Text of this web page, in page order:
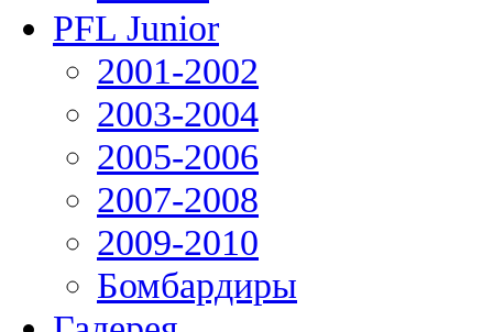
PFL Junior
2001-2002
2003-2004
2005-2006
2007-2008
2009-2010
Бомбардиры